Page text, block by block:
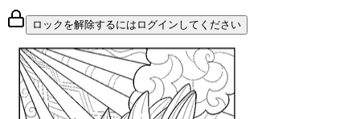
ロックを解除するにはログインしてください